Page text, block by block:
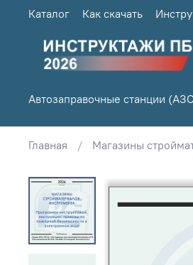
Каталог Как скачать
Автозаправочные станции
Главная Магазины